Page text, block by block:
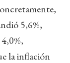
5,6%,
la inflación